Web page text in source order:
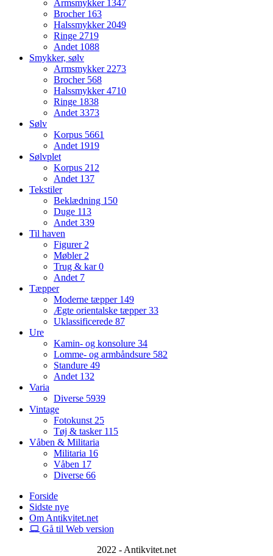
Armsmykker 1347
Brocher 163
Halssmykker 2049
Ringe 2719
Andet 1088
Smykker, sølv
Armsmykker 2273
Brocher 568
Halssmykker4710
Ringe 1838
Andet 3373
Sølv
Korpus 5661
Andet 1919
Sølvplet
Korpus 212
Andet 137
Tekstiler
Beklædning 150
Duge 113
Andet 339
Til haven
Figurer 2
Møbler 2
Trug & kar0
Andet 7
Tæpper
Moderne tæpper 149
Ægte orientalske tæpper33
Uklassificerede 87
Ure
Kamin- og konsolure 34
Lomme- og armbåndsure 582
Standure 49
Andet 132
Varia
Diverse 5939
Vintage
Fotokunst 25
Tøj & tasker 115
Våben & Militaria
Militaria 16
Våben 17
Diverse 66
Forside
Sidste nye
Om Antikvitet.net
Gå til Web version
2022 - Antikvitet.net